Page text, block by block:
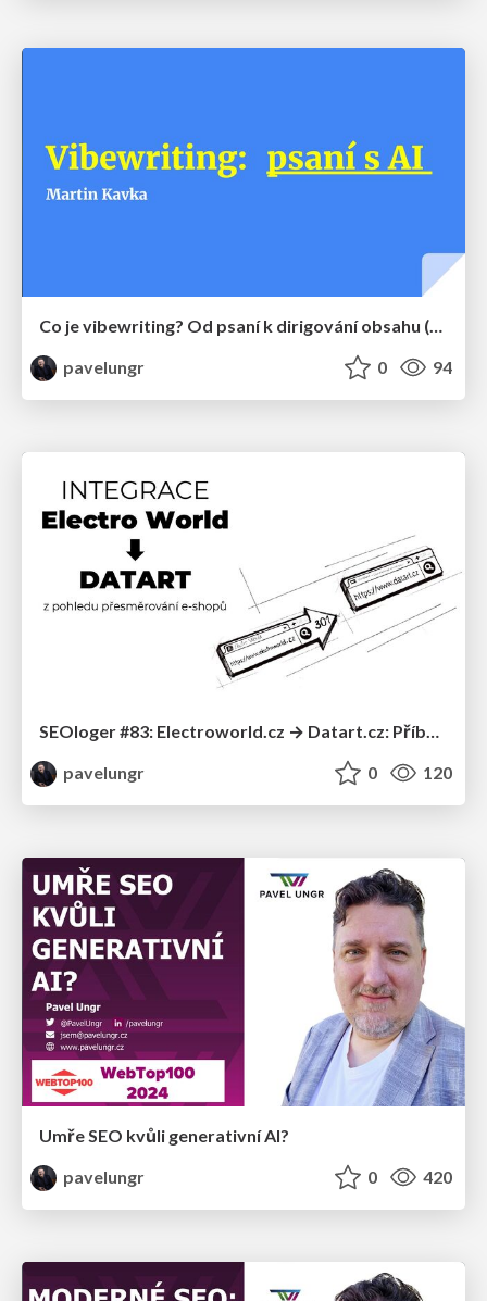
Co je vibewriting? Od psaní k dirigování obsahu (Martin Kavka)
pavelungr
0 94
pavelungr
0 120
Umře SEO kvůli generativní AI?
pavelungr
0 420